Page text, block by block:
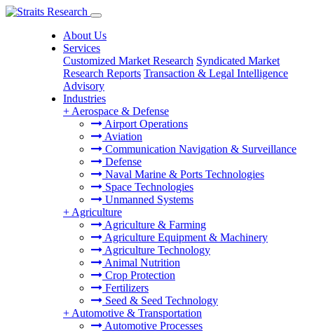
About Us
Services
Customized Market Research Syndicated Market
Research Reports Transaction & Legal Intelligence
Advisory
Industries
+ Aerospace & Defense
Airport Operations
Aviation
Communication Navigation & Surveillance
Defense
Naval Marine & Ports Technologies
Space Technologies
Unmanned Systems
+ Agriculture
Agriculture & Farming
Agriculture Equipment & Machinery
Agriculture Technology
Animal Nutrition
Crop Protection
Fertilizers
Seed & Seed Technology
+ Automotive & Transportation
Automotive Processes